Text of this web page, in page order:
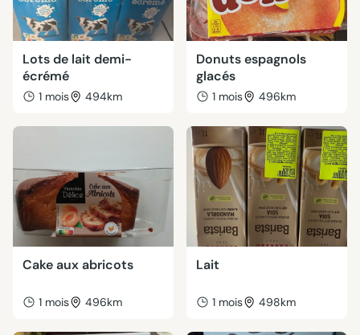
Lots de lait demi-
écrémé
1 mois 494km
Donuts espagnols
glacés
1 mois 496km
Cake aux abricots
1 mois 496km
Lait
1 mois 498km